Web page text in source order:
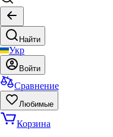
Найти
Укр
Войти
Сравнение
Любимые
Корзина